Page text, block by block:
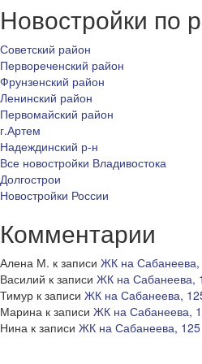
Новостройки по
Советский район
Первореченский район
Фрунзенский район
Ленинский район
Первомайский район
г.Артем
Надеждинский р-н
Все новостройки Владивостока
Долгострои
Новостройки России
Комментарии
Алена М. к записи ЖК на Сабанеева,
Василий к записи ЖК на Сабанеева,
Тимур к записи ЖК на Сабанеева,
Марина к записи ЖК на Сабанеева,
Нина к записи ЖК на Сабанеева, 125